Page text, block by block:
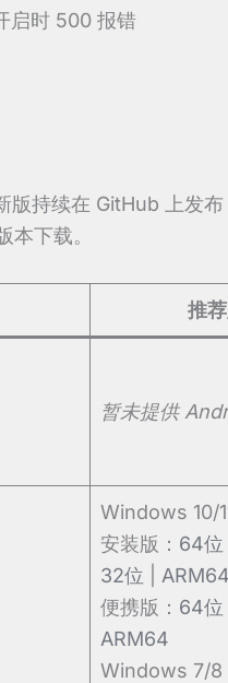
启时 500 报错
持续在 GitHub 上发
本下载。
推
暂未提供
Windows 10/
安装版： 64位
32位
ARM64
便携版： 64位
ARM64
Windows 7/8